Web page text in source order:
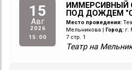
15
Авг
2026
15:00
ИММЕРСИВНЫЙ
ПОД ДОЖДЕМ
Место проведения:
Мельникова
Город: г.
7 стр. 1
Театр на